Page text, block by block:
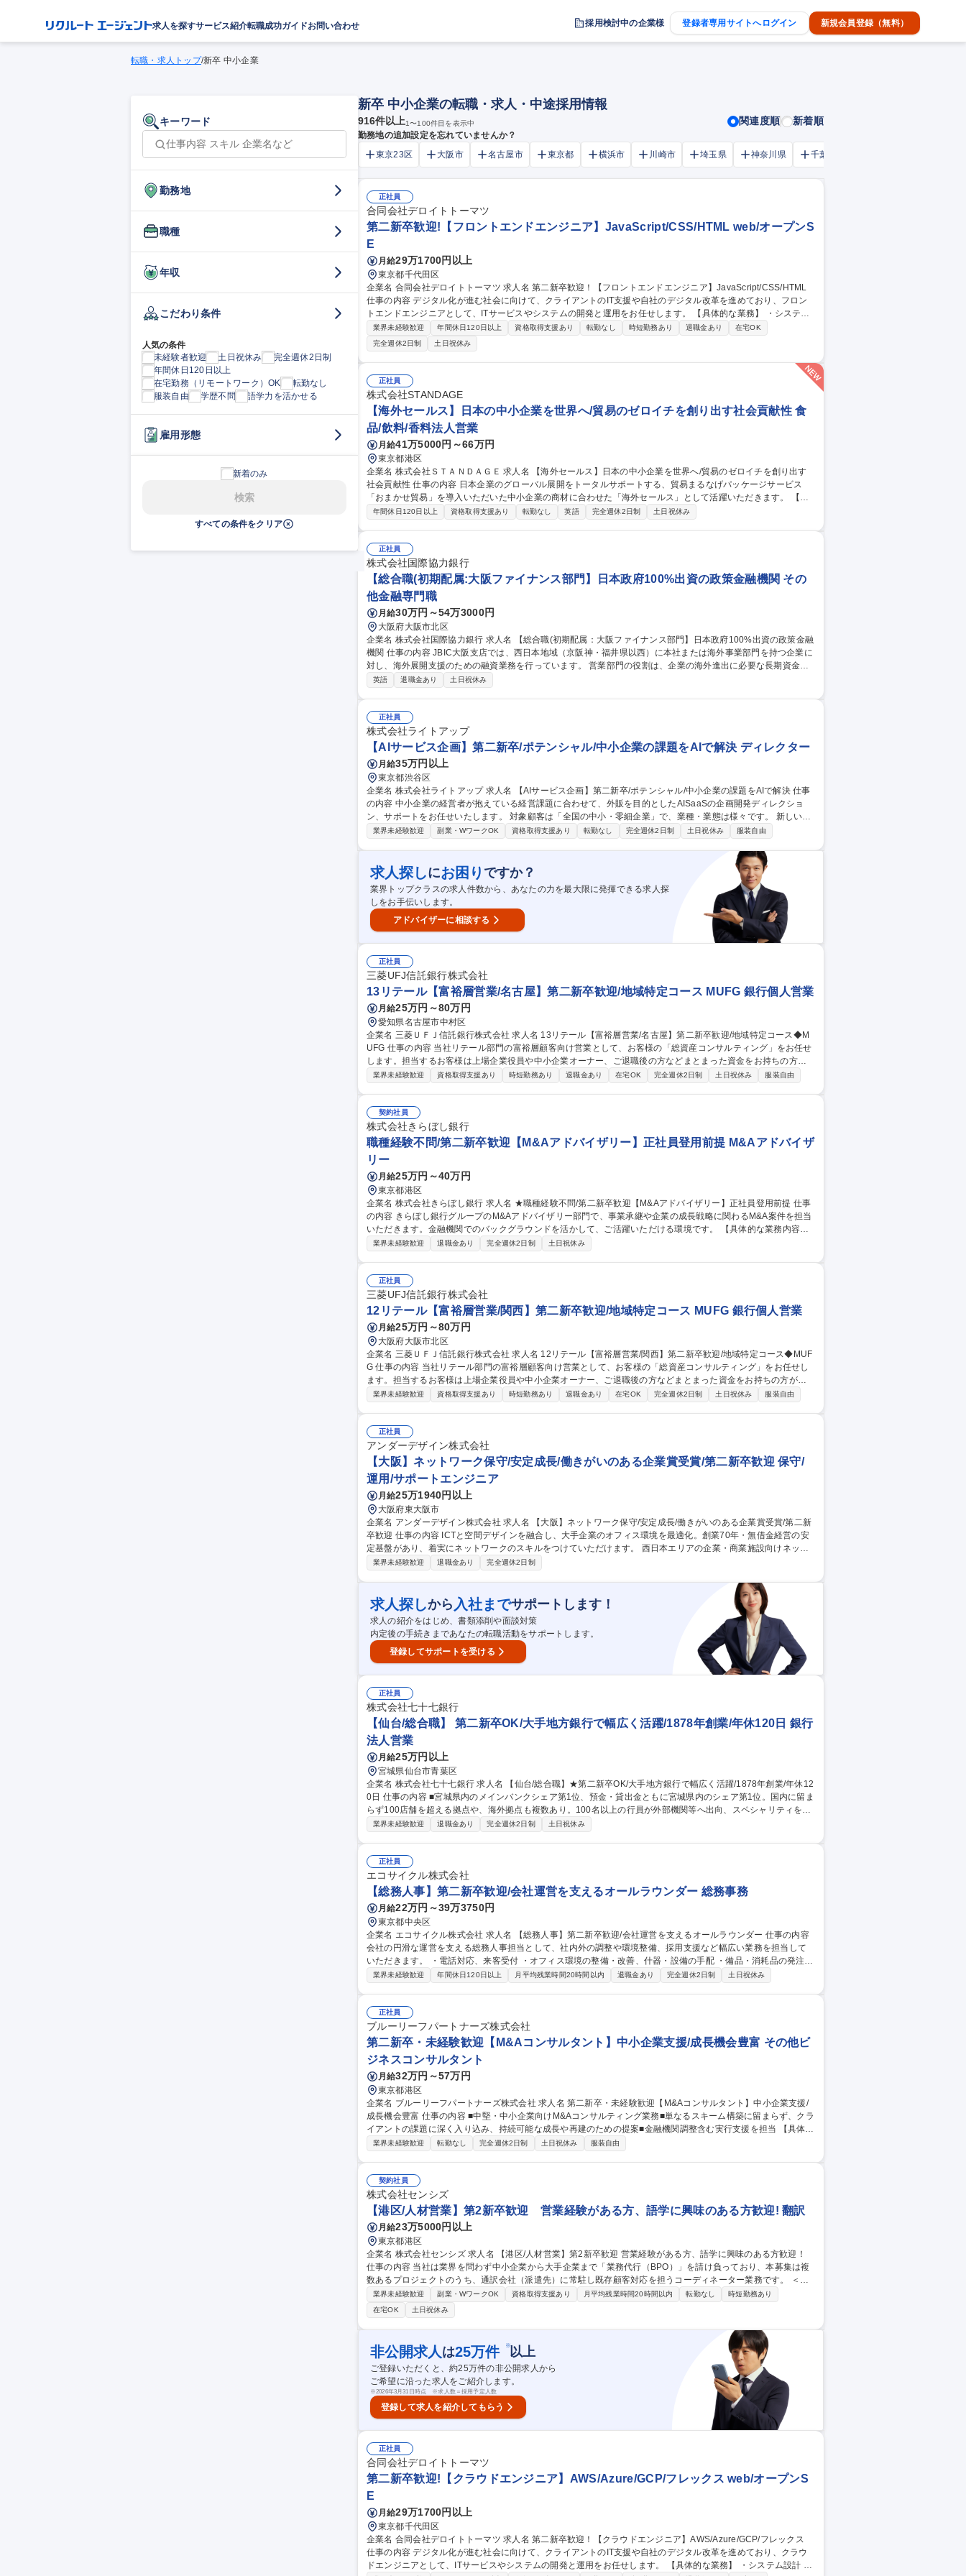
求人を探すサービス紹介転職成功ガイドお問い合わせ 採用検討中の企業様 登録者専用サイトへログイン 新規会員登録（無料）
転職・求人トップ/新卒 中小企業
キーワード
勤務地
職種
年収
こだわり条件
人気の条件
未経験者歓迎
土日祝休み
完全週休2日制
年間休日120日以上
在宅勤務（リモートワーク）OK
転勤なし
服装自由
学歴不問 語学力を活かせる
雇用形態
新着のみ
検索
すべての条件をクリア
新卒 中小企業の転職・求人・中途採用情報
916件以上1〜100件目を表示中 関連度順 新着順
勤務地の追加設定を忘れていませんか？
東京23区
大阪市 名古屋市 東京都 横浜市 川崎市 埼玉県 神奈川県 千葉市
正社員
合同会社デロイトトーマツ
第二新卒歓迎!【フロントエンドエンジニア】JavaScript/CSS/HTML web/オープンS
E
月給29万1700円以上
東京都千代田区
企業名 合同会社デロイトトーマツ 求人名 第二新卒歓迎！【フロントエンドエンジニア】JavaScript/CSS/HTML
仕事の内容 デジタル化が進む社会に向けて、クライアントのIT支援や自社のデジタル改革を進めており、フロン
トエンドエンジニアとして、ITサービスやシステムの開発と運用をお任せします。 【具体的な業務】 ・システム
設計 ・プログラミング/コーディング ・テスト/運用保守 ※様々なスキルに応じた業務をお任せします。クライア
ントへのサービス提供、社外向けのSaaS開発など幅広い開発を行っているため、いろいろな技術が身につきま
す。 募集職種 第二新卒歓迎！【フロントエンドエンジニア】JavaScript/CSS/HTML
業界未経験歓迎 年間休日120日以上 資格取得支援あり 転勤なし 時短勤務あり 退職金あり
在宅OK
完全週休2日制
土日祝休み
正社員
株式会社STANDAGE
【海外セールス】日本の中小企業を世界へ/貿易のゼロイチを創り出す社会貢献性 食
品/飲料/香料法人営業
月給41万5000円～66万円
東京都港区
企業名 株式会社ＳＴＡＮＤＡＧＥ 求人名 【海外セールス】日本の中小企業を世界へ/貿易のゼロイチを創り出す
社会貢献性 仕事の内容 日本企業のグローバル展開をトータルサポートする、貿易まるなげパッケージサービス
「おまかせ貿易」を導入いただいた中小企業の商材に合わせた「海外セールス」として活躍いただきます。 【詳
細】■商材の特性を活かした戦略立案（コンサルティング） ■海外現地での市場調査・バイヤーや代理店の発掘 ■
界へ/貿易のゼロイチを創り出す社会貢献性
年間休日120日以上 資格取得支援あり 転勤なし 英語 完全週休2日制 土日祝休み
正社員
株式会社国際協力銀行
【総合職(初期配属:大阪ファイナンス部門】日本政府100%出資の政策金融機関 その
他金融専門職
月給30万円～54万3000円
大阪府大阪市北区
企業名 株式会社国際協力銀行 求人名 【総合職(初期配属：大阪ファイナンス部門】日本政府100%出資の政策金融
機関 仕事の内容 JBIC大阪支店では、西日本地域（京阪神・福井県以西）に本社または海外事業部門を持つ企業に
対し、海外展開支援のための融資業務を行っています。 営業部門の役割は、企業の海外進出に必要な長期資金の
提供や、民間金融機関との協調融資、保証業務など多岐にわたります。中堅・中小企業の海外事業を現地通貨建
の視点で日本企業のグローバル展開を後押しします。 募集職種 【総合職(初期配属：大阪ファイナンス部門】日本
政府100%出資の政策金融機関
英語 退職金あり 土日祝休み
正社員
株式会社ライトアップ
【AIサービス企画】第二新卒/ポテンシャル/中小企業の課題をAIで解決 ディレクター
月給35万円以上
東京都渋谷区
企業名 株式会社ライトアップ 求人名 【AIサービス企画】第二新卒/ポテンシャル/中小企業の課題をAIで解決 仕事
の内容 中小企業の経営者が抱えている経営課題に合わせて、外販を目的としたAISaaSの企画開発ディレクショ
ン、サポートをお任せいたします。 対象顧客は「全国の中小・零細企業」で、業種・業態は様々です。 新しいAI
SaaSの機能やUIUXの企画をおこない、開発会社とのディレションを行って頂きます。 ・各企業から吸い上げた
事業の立ち上げ 募集職種 【AIサービス企画】第二新卒/ポテンシャル/中小企業の課題をAIで解決
業界未経験歓迎 副業・WワークOK 資格取得支援あり 転勤なし 完全週休2日制 土日祝休み 服装自由
求人探しにお困り ですか？
業界トップクラスの求人件数から、あなたの力を最大限に発揮できる求人探
しをお手伝いします。
アドバイザーに相談する
正社員
三菱UFJ信託銀行株式会社
13リテール【富裕層営業/名古屋】第二新卒歓迎/地域特定コース MUFG 銀行個人営業
月給25万円～80万円
愛知県名古屋市中村区
企業名 三菱ＵＦＪ信託銀行株式会社 求人名 13リテール【富裕層営業/名古屋】第二新卒歓迎/地域特定コース◆M
UFG 仕事の内容 当社リテール部門の富裕層顧客向け営業として、お客様の「総資産コンサルティング」をお任せ
します。担当するお客様は上場企業役員や中小企業オーナー、ご退職後の方などまとまった資金をお持ちの方が
中心です。 【取扱商品】預金、資産運用(投資信託等)、資産承継(遺言信託・遺産整理、生命保険等)、資産管理
お客様からのご評価もいただいており、お客様に向き合いぬくことで自身のスキルアップにもつながります。 募
集職種 13リテール【富裕層営業/名古屋】第二新卒歓迎/地域特定コース◆MUFG
業界未経験歓迎 資格取得支援あり 時短勤務あり 退職金あり 在宅OK 完全週休2日制 土日祝休み 服装自由
契約社員
株式会社きらぼし銀行
職種経験不問/第二新卒歓迎【M&Aアドバイザリー】正社員登用前提 M&Aアドバイザ
リー
月給25万円～40万円
東京都港区
企業名 株式会社きらぼし銀行 求人名 ★職種経験不問/第二新卒歓迎【M&Aアドバイザリー】正社員登用前提 仕事
の内容 きらぼし銀行グループのM&Aアドバイザリー部門で、事業承継や企業の成長戦略に関わるM&A案件を担当
いただきます。金融機関でのバックグラウンドを活かして、ご活躍いただける環境です。 【具体的な業務内容】
■きらぼしグループの取引先において生じるM&Aニーズにかかるアドバイザリー業務 ■上場企業/未上場企業の資本
業界未経験歓迎 退職金あり 完全週休2日制 土日祝休み
正社員
三菱UFJ信託銀行株式会社
12リテール【富裕層営業/関西】第二新卒歓迎/地域特定コース MUFG 銀行個人営業
月給25万円～80万円
大阪府大阪市北区
企業名 三菱ＵＦＪ信託銀行株式会社 求人名 12リテール【富裕層営業/関西】第二新卒歓迎/地域特定コース◆MUF
G 仕事の内容 当社リテール部門の富裕層顧客向け営業として、お客様の「総資産コンサルティング」をお任せし
ます。担当するお客様は上場企業役員や中小企業オーナー、ご退職後の方などまとまった資金をお持ちの方が中
心です。 【取扱商品】預金、資産運用(投資信託等)、資産承継(遺言信託・遺産整理、生命保険等)、資産管理(遺
様からのご評価もいただいており、お客様に向き合いぬくことで自身のスキルアップにもつながります。 募集職
種 12リテール【富裕層営業/関西】第二新卒歓迎/地域特定コース◆MUFG
業界未経験歓迎 資格取得支援あり 時短勤務あり 退職金あり 在宅OK 完全週休2日制 土日祝休み 服装自由
正社員
アンダーデザイン株式会社
【大阪】ネットワーク保守/安定成長/働きがいのある企業賞受賞/第二新卒歓迎 保守/
運用/サポートエンジニア
月給25万1940円以上
大阪府東大阪市
企業名 アンダーデザイン株式会社 求人名 【大阪】ネットワーク保守/安定成長/働きがいのある企業賞受賞/第二新
卒歓迎 仕事の内容 ICTと空間デザインを融合し、大手企業のオフィス環境を最適化。創業70年・無借金経営の安
定基盤があり、着実にネットワークのスキルをつけていただけます。 西日本エリアの企業・商業施設向けネット
ワーク保守をおこなっていただきます。 1.受付業務：基本は、夜間休日をメーカーなどの代わりに受付代行しま
機器のリプレースなどがあった際、機器の設定を入れます。 ■従事すべき業務の変更の範囲 【変更の範囲】会社
の定める業務全般 募集職種 【大阪】ネットワーク保守/安定成長/働きがいのある企業賞受賞/第二新卒歓迎
業界未経験歓迎 退職金あり 完全週休2日制
求人探しから 入社までサポートします！
求人の紹介をはじめ、書類添削や面談対策
内定後の手続きまであなたの転職活動をサポートします。
登録してサポートを受ける
正社員
株式会社七十七銀行
【仙台/総合職】 第二新卒OK/大手地方銀行で幅広く活躍/1878年創業/年休120日 銀行
法人営業
月給25万円以上
宮城県仙台市青葉区
企業名 株式会社七十七銀行 求人名 【仙台/総合職】★第二新卒OK/大手地方銀行で幅広く活躍/1878年創業/年休12
0日 仕事の内容 ■宮城県内のメインバンクシェア第1位、預金・貸出金ともに宮城県内のシェア第1位。国内に留ま
らず100店舗を超える拠点や、海外拠点も複数あり。100名以上の行員が外部機関等へ出向、スペシャリティを磨
ける環境。 【業務内容】当行において、法人・個人営業や法人融資の業務をお任せします。実際にお任せする業
の連携による顧客の課題解決 ・融資案件の資料作成 ・営業推進案の企画 募集職種 【仙台/総合職】★第二新卒O
K/大手地方銀行で幅広く活躍/1878年創業/年休120日
業界未経験歓迎 退職金あり 完全週休2日制 土日祝休み
正社員
エコサイクル株式会社
【総務人事】第二新卒歓迎/会社運営を支えるオールラウンダー 総務事務
月給22万円～39万3750円
東京都中央区
企業名 エコサイクル株式会社 求人名 【総務人事】第二新卒歓迎/会社運営を支えるオールラウンダー 仕事の内容
会社の円滑な運営を支える総務人事担当として、社内外の調整や環境整備、採用支援など幅広い業務を担当して
いただきます。 ・電話対応、来客受付 ・オフィス環境の整備・改善、什器・設備の手配 ・備品・消耗品の発注お
よび在庫管理、各種コスト管理 ・社用車・社宅・施設の管理運用 ・採用業務のアシスタント その他、総務人事業
業界未経験歓迎 年間休日120日以上 月平均残業時間20時間以内 退職金あり 完全週休2日制 土日祝休み
正社員
ブルーリーフパートナーズ株式会社
第二新卒・未経験歓迎【M&Aコンサルタント】中小企業支援/成長機会豊富 その他ビ
ジネスコンサルタント
月給32万円～57万円
東京都港区
企業名 ブルーリーフパートナーズ株式会社 求人名 第二新卒・未経験歓迎【M&Aコンサルタント】中小企業支援/
成長機会豊富 仕事の内容 ■中堅・中小企業向けM&Aコンサルティング業務■単なるスキーム構築に留まらず、クラ
イアントの課題に深く入り込み、持続可能な成長や再建のための提案■金融機関調整含む実行支援を担当 【具体的
には】M&A案件のソーシング・マッチング（買収/売却双方）、財務・ビジネスデューデリジェンス、企業価値評
プでクライアントをサポートします。 募集職種 第二新卒・未経験歓迎【M&Aコンサルタント】中小企業支援/成長
機会豊富
業界未経験歓迎 転勤なし 完全週休2日制 土日祝休み 服装自由
契約社員
株式会社センシズ
【港区/人材営業】第2新卒歓迎 営業経験がある方、語学に興味のある方歓迎! 翻訳
月給23万5000円以上
東京都港区
企業名 株式会社センシズ 求人名 【港区/人材営業】第2新卒歓迎 営業経験がある方、語学に興味のある方歓迎！
仕事の内容 当社は業界を問わず中小企業から大手企業まで「業務代行（BPO）」を請け負っており、本募集は複
数あるプロジェクトのうち、通訳会社（派遣先）に常駐し既存顧客対応を担うコーディネーター業務です。 ＜詳
細＞通訳や翻訳そのものを行う仕事ではなく、通訳者・翻訳者と顧客の間に立って手配・調整を行う仕事です。
営業経験のある方は、そのスキルを活かせる環境です。 ・顧客・案件特性を踏まえた通訳者・翻訳者・機材等の
手配・顧客および通訳者・翻訳者とのスケジュール調整 ・案件内容のヒアリング・調整 ・見積書・契約書・請求
書等に関する事務対応 ※担当顧客は既存顧客が中心です。 募集職種 【港区/人材営業】第2新卒歓迎 営業経験があ
る方、語学に興味のある方歓迎！
業界未経験歓迎 副業・WワークOK 資格取得支援あり 月平均残業時間20時間以内 転勤なし
時短勤務あり
在宅OK
土日祝休み
非公開求人 は25万件 ※以上
ご登録いただくと、約25万件の非公開求人から
ご希望に沿った求人をご紹介します。
※2026年3月31日時点 ※求人数＝採用予定人数
登録して求人を紹介してもらう
正社員
合同会社デロイトトーマツ
第二新卒歓迎!【クラウドエンジニア】AWS/Azure/GCP/フレックス web/オープンS
E
月給29万1700円以上
東京都千代田区
企業名 合同会社デロイトトーマツ 求人名 第二新卒歓迎！【クラウドエンジニア】AWS/Azure/GCP/フレックス
仕事の内容 デジタル化が進む社会に向けて、クライアントのIT支援や自社のデジタル改革を進めており、クラウ
ドエンジニアとして、ITサービスやシステムの開発と運用をお任せします。 【具体的な業務】 ・システム設計 ・